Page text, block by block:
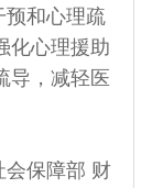
预和心理疏
化心理援助
导，减轻医
会保障部 财